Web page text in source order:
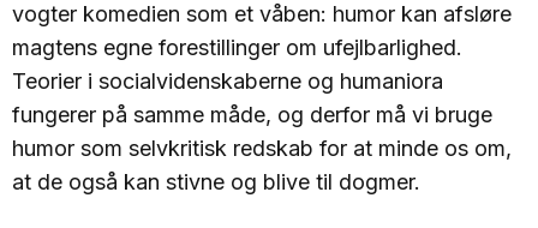
vogter komedien som et våben: humor kan afsløre
magtens egne forestillinger om ufejlbarlighed.
Teorier i socialvidenskaberne og humaniora
fungerer på samme måde, og derfor må vi bruge
humor som selvkritisk redskab for at minde os om,
at de også kan stivne og blive til dogmer.